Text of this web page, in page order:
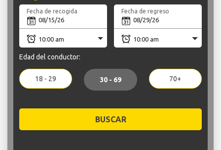
Fecha de recogida Fecha de regreso
Edad del conductor:
18 - 29 30 - 69 70+
BUSCAR